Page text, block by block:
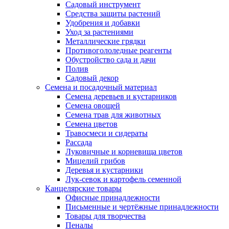
Садовый инструмент
Средства защиты растений
Удобрения и добавки
Уход за растениями
Металлические грядки
Противогололедные реагенты
Обустройство сада и дачи
Полив
Садовый декор
Семена и посадочный материал
Семена деревьев и кустарников
Семена овощей
Семена трав для животных
Семена цветов
Травосмеси и сидераты
Рассада
Луковичные и корневища цветов
Мицелий грибов
Деревья и кустарники
Лук-севок и картофель семенной
Канцелярские товары
Офисные принадлежности
Письменные и чертёжные принадлежности
Товары для творчества
Пеналы